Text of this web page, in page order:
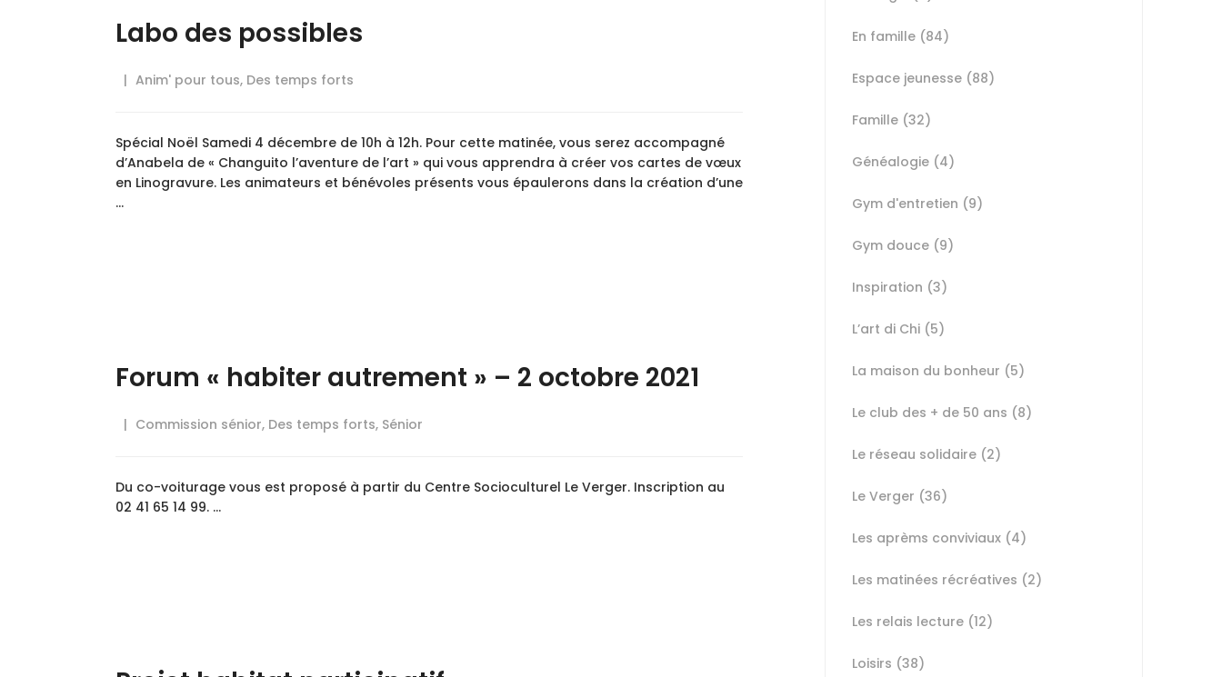
Labo des possibles
Anim' pour tous, Des temps forts
Spécial Noël Samedi 4 décembre de 10h à 12h. Pour cette matinée, vous serez accompagné
d’Anabela de « Changuito l’aventure de l’art » qui vous apprendra à créer vos cartes de vœux
en Linogravure. Les animateurs et bénévoles présents vous épaulerons dans la création d’une
…
Forum « habiter autrement » – 2 octobre 2021
Commission sénior, Des temps forts, Sénior
Du co-voiturage vous est proposé à partir du Centre Socioculturel Le Verger. Inscription au
02 41 65 14 99. …
En famille (84)
Espace jeunesse (88)
Famille (32)
Généalogie (4)
Gym d'entretien (9)
Gym douce (9)
Inspiration (3)
L’art di Chi (5)
La maison du bonheur (5)
Le club des + de 50 ans (8)
Le réseau solidaire (2)
Le Verger (36)
Les aprèms conviviaux (4)
Les matinées récréatives (2)
Les relais lecture (12)
Loisirs (38)